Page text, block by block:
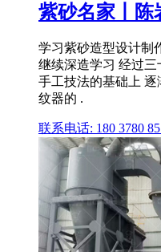
紫砂名家丨陈
学习紫砂造型设计制
继续深造学习 经过
手工技法的基础上
纹器的 .
联系电话: 180 3780